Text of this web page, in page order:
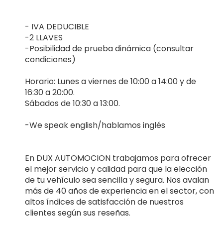
- IVA DEDUCIBLE
-2 LLAVES
-Posibilidad de prueba dinámica (consultar
condiciones)
Horario: Lunes a viernes de 10:00 a 14:00 y de
16:30 a 20:00.
Sábados de 10:30 a 13:00.
-We speak english/hablamos inglés
En DUX AUTOMOCION trabajamos para ofrecer
el mejor servicio y calidad para que la elección
de tu vehículo sea sencilla y segura. Nos avalan
más de 40 años de experiencia en el sector, con
altos índices de satisfacción de nuestros
clientes según sus reseñas.